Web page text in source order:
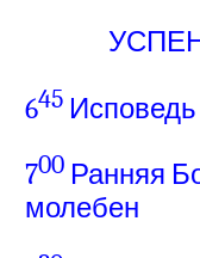
645 Исповедь
700 Ранняя
молебен